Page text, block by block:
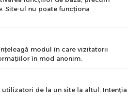
Site-ul nu poate funcţiona
modul în care vizitatorii
în mod anonim.
de la un site la altul. Intenţia